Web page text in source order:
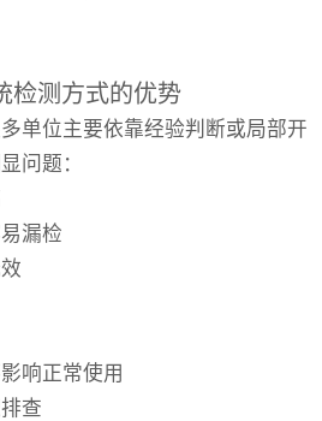
检测方式的优势
单位主要依靠经验判断或局部开
问题：
漏检
响正常使用
查